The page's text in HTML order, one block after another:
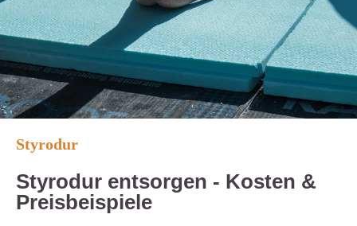
Styrodur
Styrodur entsorgen - Kosten &
Preisbeispiele